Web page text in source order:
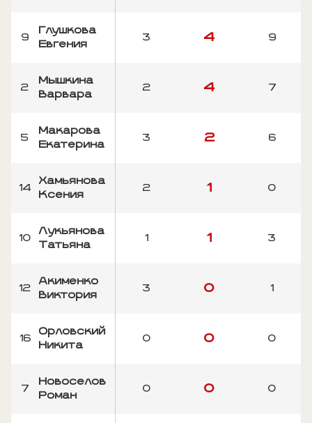
9
Глушкова
Евгения
3 4 9
2
Мышкина
Варвара
2 4 7
5
Макарова
Екатерина
3 2 6
14
Хамьянова
Ксения
2 1 0
10
Лукьянова
Татьяна
1 1 3
12
Акименко
Виктория
3 0 1
16
Орловский
Никита
0 0 0
7
Новоселов
Роман
0 0 0